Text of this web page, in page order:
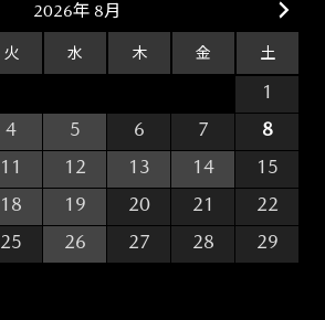
2026年 8月
火 水 木 金 土
1
4 5 6 7
8
11 12 13 14
15
18 19 20 21
22
25 26 27 28
29